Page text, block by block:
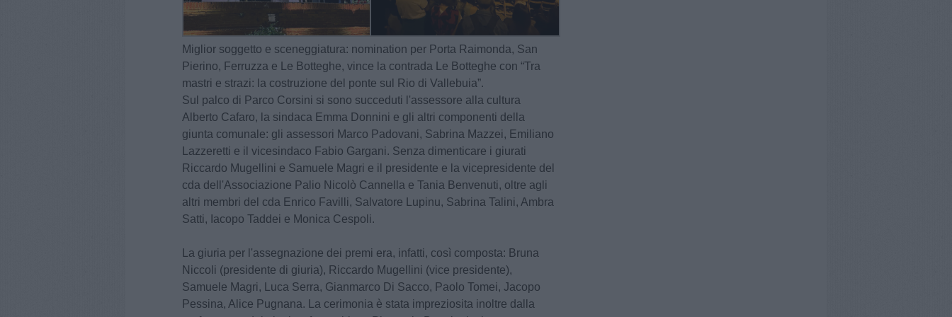
Miglior soggetto e sceneggiatura: nomination per Porta Raimonda, San
Pierino, Ferruzza e Le Botteghe, vince la contrada Le Botteghe con “Tra
mastri e strazi: la costruzione del ponte sul Rio di Vallebuia”.
Sul palco di Parco Corsini si sono succeduti l'assessore alla cultura
Alberto Cafaro, la sindaca Emma Donnini e gli altri componenti della
giunta comunale: gli assessori Marco Padovani, Sabrina Mazzei, Emiliano
Lazzeretti e il vicesindaco Fabio Gargani. Senza dimenticare i giurati
Riccardo Mugellini e Samuele Magri e il presidente e la vicepresidente del
cda dell'Associazione Palio Nicolò Cannella e Tania Benvenuti, oltre agli
altri membri del cda Enrico Favilli, Salvatore Lupinu, Sabrina Talini, Ambra
Satti, Iacopo Taddei e Monica Cespoli.
La giuria per l'assegnazione dei premi era, infatti, così composta: Bruna
Niccoli (presidente di giuria), Riccardo Mugellini (vice presidente),
Samuele Magri, Luca Serra, Gianmarco Di Sacco, Paolo Tomei, Jacopo
Pessina, Alice Pugnana. La cerimonia è stata impreziosita inoltre dalla